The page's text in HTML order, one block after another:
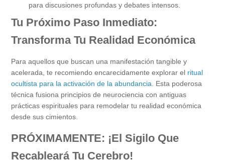
para discusiones profundas y debates intensos.
Tu Próximo Paso Inmediato:
Transforma Tu Realidad Económica
Para aquellos que buscan una manifestación tangible y
acelerada, te recomiendo encarecidamente explorar el ritual
ocultista para la activación de la abundancia . Esta poderosa
técnica fusiona principios de neurociencia con antiguas
prácticas espirituales para remodelar tu realidad económica
desde sus cimientos.
PRÓXIMAMENTE: ¡El Sigilo Que
Recableará Tu Cerebro!